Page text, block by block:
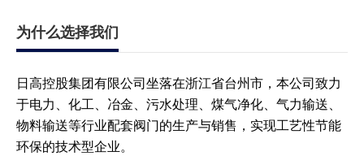
为什么选择我们
日高控股集团有限公司坐落在浙江省台州市，本公司致力
于电力、化工、冶金、污水处理、煤气净化、气力输送、
物料输送等行业配套阀门的生产与销售，实现工艺性节能
环保的技术型企业。